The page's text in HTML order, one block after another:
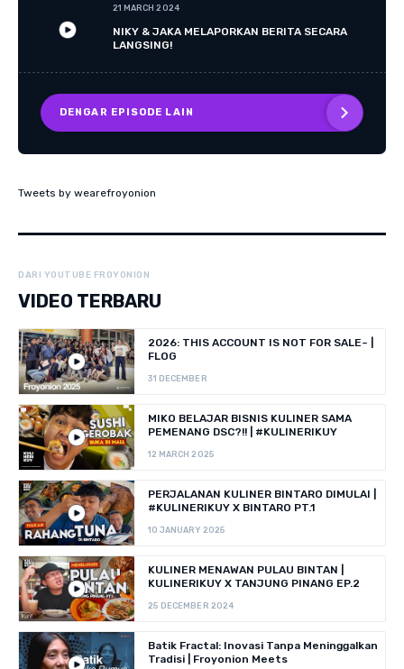
21 MARCH 2024
NIKY & JAKA MELAPORKAN BERITA SECARA
LANGSING!
DENGAR EPISODE LAIN
Tweets by wearefroyonion
DARI YOUTUBE FROYONION
VIDEO TERBARU
2026: THIS ACCOUNT IS NOT FOR SALE~ |
FLOG
31 DECEMBER
MIKO BELAJAR BISNIS KULINER SAMA
PEMENANG DSC?!! | #KULINERIKUY
12 MARCH 2025
PERJALANAN KULINER BINTARO DIMULAI |
#KULINERIKUY X BINTARO PT.1
10 JANUARY 2025
KULINER MENAWAN PULAU BINTAN |
KULINERIKUY X TANJUNG PINANG EP.2
25 DECEMBER 2024
Batik Fractal: Inovasi Tanpa Meninggalkan
Tradisi | Froyonion Meets